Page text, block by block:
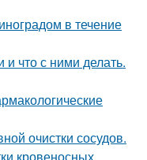
в течение
и что с ними делать.
очистки сосудов.
кровеносных